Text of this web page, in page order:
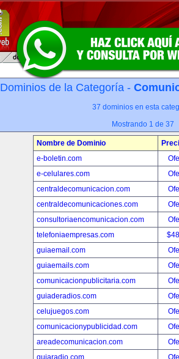
Dominios de la Categoría -
37 dominios en esta
Mostrando 1 de 37
Nombre de Dominio
e-boletin.com
e-celulares.com
centraldecomunicacion.com
centraldecomunicaciones.com
consultoriaencomunicacion.com
telefoniaempresas.com
guiaemail.com
guiaemails.com
comunicacionpublicitaria.com
guiaderadios.com
celujuegos.com
comunicacionypublicidad.com
areadecomunicacion.com
guiaradio.com